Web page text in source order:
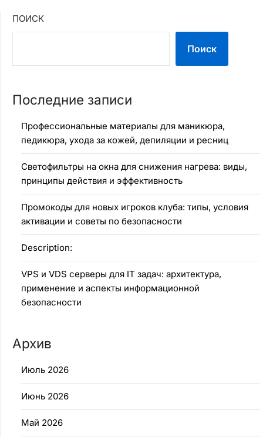
ПОИСК
Поиск
Последние записи
Профессиональные материалы для маникюра,
педикюра, ухода за кожей, депиляции и ресниц
Светофильтры на окна для снижения нагрева: виды,
принципы действия и эффективность
Промокоды для новых игроков клуба: типы, условия
активации и советы по безопасности
Description:
VPS и VDS серверы для IT задач: архитектура,
применение и аспекты информационной
безопасности
Архив
Июль 2026
Июнь 2026
Май 2026